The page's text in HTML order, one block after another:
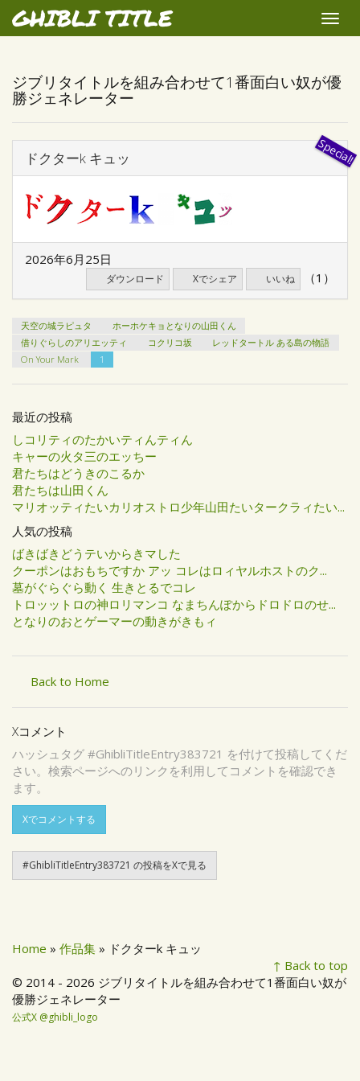
GHIBLI TITLE
Toggle
ジブリタイトルを組み合わせて1番面白い奴が優
勝ジェネレーター
ドクターk キュッ
2026年6月25日
ダウンロード Xでシェア いいね （1）
天空の城ラピュタ
ホーホケキョとなりの山田くん
借りぐらしのアリエッティ
コクリコ坂
レッドタートル ある島の物語
On Your Mark
1
最近の投稿
しコリティのたかいティんティん
キャーの火タ三のエッちー
君たちはどうきのこるか
君たちは山田くん
マリオッティたいカリオストロ少年山田たいタークラィたい...
人気の投稿
ばきばきどうテいからきマした
クーポンはおもちですか アッ コレはロィヤルホストのク...
墓がぐらぐら動く 生きとるでコレ
トロッットロの神ロリマンコ なまちんぽからドロドロのせ...
となりのおとゲーマーの動きがきもィ
Back to Home
Xコメント
ハッシュタグ #GhibliTitleEntry383721 を付けて投稿してくだ
さい。検索ページへのリンクを利用してコメントを確認でき
ます。
Xでコメントする
#GhibliTitleEntry383721 の投稿をXで見る
Home » 作品集 » ドクターk キュッ
↑ Back to top
© 2014 - 2026 ジブリタイトルを組み合わせて1番面白い奴が
優勝ジェネレーター
公式X @ghibli_logo